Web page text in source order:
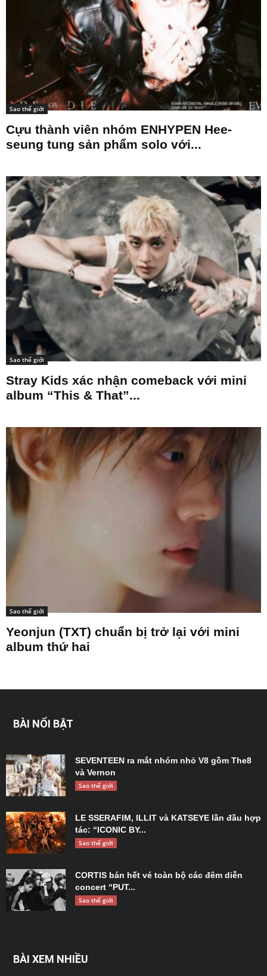
Sao thế giới
Cựu thành viên nhóm ENHYPEN Hee-
seung tung sản phẩm solo với...
Sao thế giới
Stray Kids xác nhận comeback với mini
album “This & That”...
Sao thế giới
Yeonjun (TXT) chuẩn bị trở lại với mini
album thứ hai
BÀI NỔI BẬT
SEVENTEEN ra mắt nhóm nhỏ V8 gồm The8
và Vernon
Sao thế giới
LE SSERAFIM, ILLIT và KATSEYE lần đầu hợp
tác: “ICONIC BY...
Sao thế giới
CORTIS bán hết vé toàn bộ các đêm diễn
concert “PUT...
Sao thế giới
BÀI XEM NHIỀU